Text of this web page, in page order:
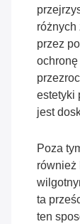
różnych
przez
estetyki
jest
Poza
również
ta
ten